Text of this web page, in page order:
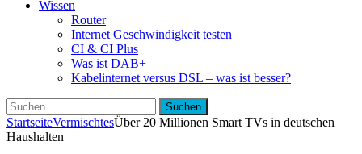
Wissen
Router
Internet Geschwindigkeit testen
CI & CI Plus
Was ist DAB+
Kabelinternet versus DSL – was ist besser?
Suchen
nach:
StartseiteVermischtesÜber 20 Millionen Smart TVs in deutschen
Haushalten